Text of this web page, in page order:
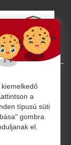
a
típusú süti
gombra
el.